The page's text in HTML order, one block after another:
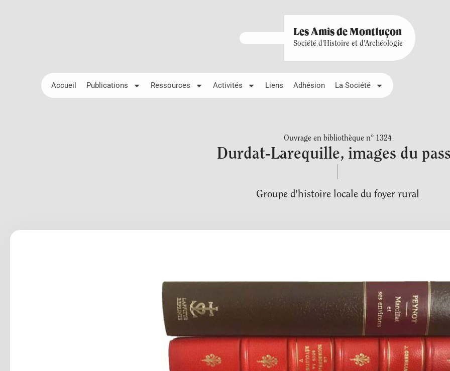
Les Amis de Montluçon
Société d'Histoire et d'Archéologie
Accueil Publications Ressources Activités Liens Adhésion La Société
Ouvrage en bibliothèque n° 1324
Durdat-Larequille, images du
Groupe d'histoire locale du foyer rural